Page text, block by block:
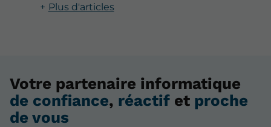
Plus d'articles
Votre partenaire informatique
de confiance, réactif et proche
de vous